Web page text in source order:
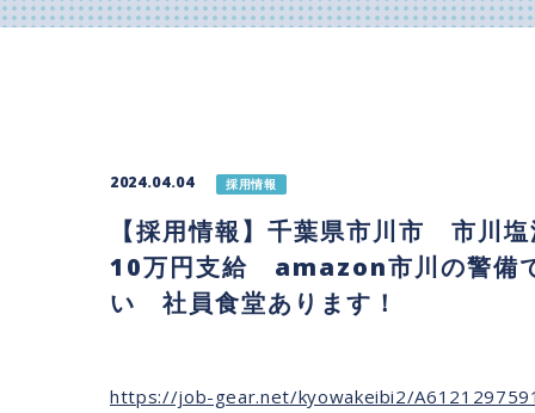
2024.04.04 採用情報
【採用情報】千葉県市川市 市川
10万円支給 amazon市川の警備
い 社員食堂あります！
https://job-gear.net/kyowakeibi2/